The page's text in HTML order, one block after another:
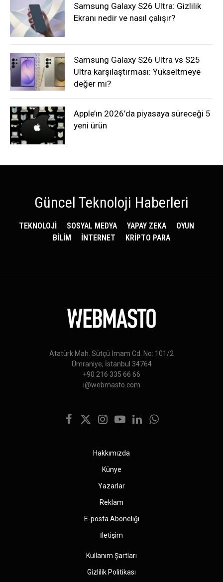
Samsung Galaxy S26 Ultra: Gizlilik
Ekranı nedir ve nasıl çalışır?
Samsung Galaxy S26 Ultra vs S25
Ultra karşılaştırması: Yükseltmeye
değer mi?
Apple’ın 2026’da piyasaya süreceği 5
yeni ürün
Güncel Teknoloji Haberleri
TEKNOLOJİ SOSYAL MEDYA YAPAY ZEKA
OYUN
BİLİM
İNTERNET KRİPTO PARA
Atatürk Mah. Sütçü İmam Cd. No: 101/2
Ümraniye, İstanbul 34764
+90 216 335 66 66
i@webmasto.com
Facebook
X
Instagram
YouTubeLinkedInWhatsApp
Hakkımızda
Künye
Yazarlar
Reklam
E-posta Aboneliği
İletişim
Kullanım Şartları
Gizlilik Politikası